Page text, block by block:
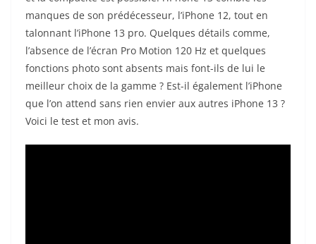
manques de son prédécesseur, l’iPhone 12, tout en
talonnant l’iPhone 13 pro. Quelques détails comme,
l’absence de l’écran Pro Motion 120 Hz et quelques
fonctions photo sont absents mais font-ils de lui le
meilleur choix de la gamme ? Est-il également l’iPhone
que l’on attend sans rien envier aux autres iPhone 13 ?
Voici le test et mon avis.